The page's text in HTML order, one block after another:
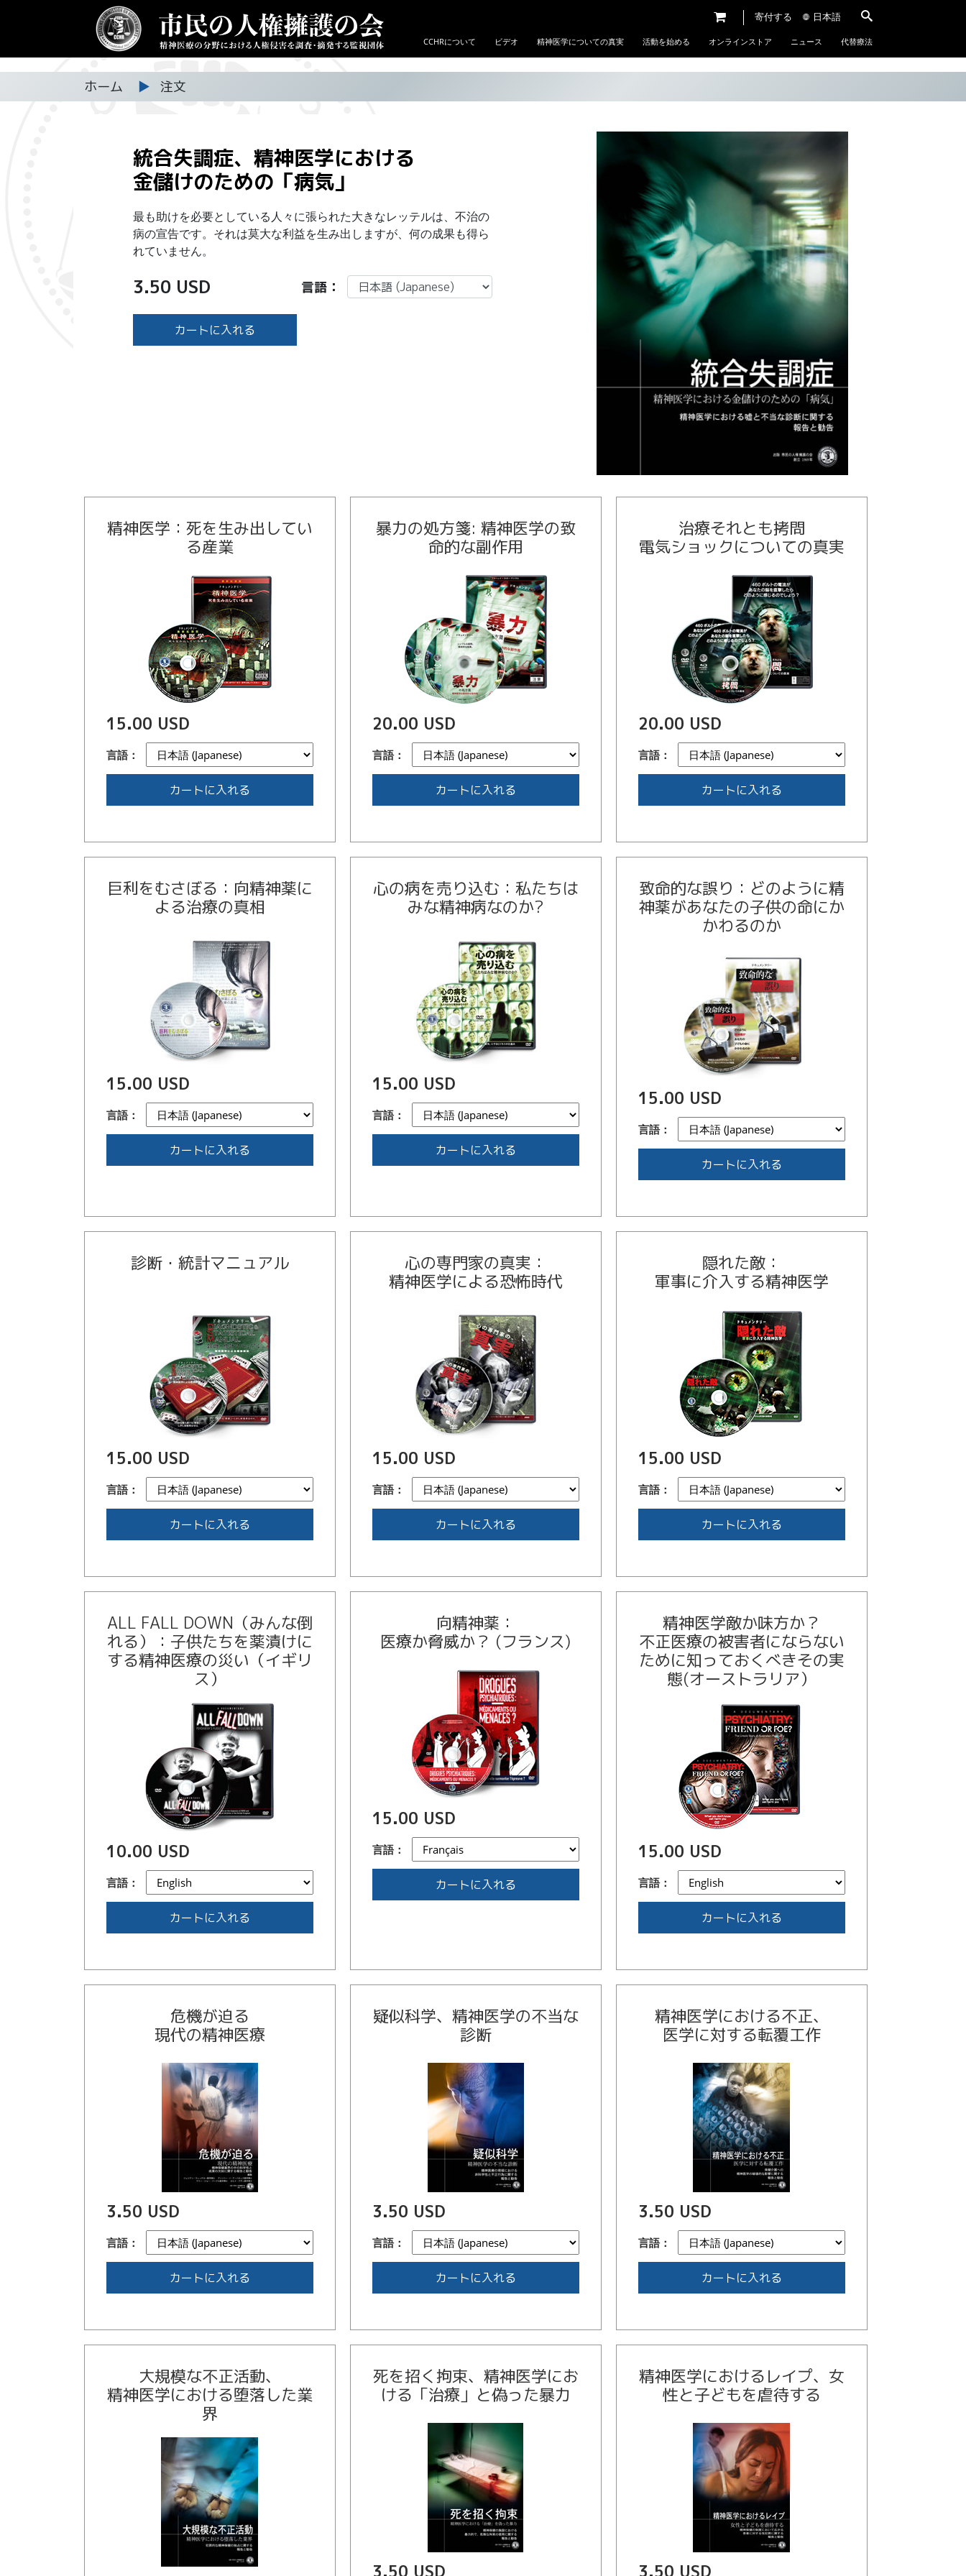
寄付する 日本語
CCHRについて ビデオ 精神医学についての真実 活動を始める オンラインストア ニュース 代替療法
ホーム ▶ 注文
統合失調症、精神医学における
金儲けのための 「病気」
最も助けを必要としている人々に張られた大きなレッテルは、不治の
病の宣告です。それは莫大な利益を生み出しますが、何の成果も得ら
れていません。
3.50 USD 言語：
カートに入れる
精神医学：死を生み出してい
る産業
15.00 USD
言語：
カートに入れる
暴力の処方箋: 精神医学の致
命的な副作用
20.00 USD
言語：
カートに入れる
治療それとも拷問
電気ショックについての真実
20.00 USD
言語：
カートに入れる
巨利をむさぼる：向精神薬に
よる治療の真相
15.00 USD
言語：
カートに入れる
心の病を売り込む：私たちは
みな精神病なのか?
15.00 USD
言語：
カートに入れる
致命的な誤り：どのように精
神薬があなたの子供の命にか
かわるのか
15.00 USD
言語：
カートに入れる
診断・統計マニュアル
15.00 USD
言語：
カートに入れる
心の専門家の真実：
精神医学による恐怖時代
15.00 USD
言語：
カートに入れる
隠れた敵：
軍事に介入する精神医学
15.00 USD
言語：
カートに入れる
ALL FALL DOWN（みんな倒
れる）：子供たちを薬漬けに
する精神医療の災い（イギリ
ス）
10.00 USD
言語：
カートに入れる
向精神薬：
医療か脅威か？ (フランス)
15.00 USD
言語：
カートに入れる
精神医学敵か味方か？
不正医療の被害者にならない
ために知っておくべきその実
態(オーストラリア）
15.00 USD
言語：
カートに入れる
危機が迫る
現代の精神医療
3.50 USD
言語：
カートに入れる
疑似科学、精神医学の不当な
診断
3.50 USD
言語：
カートに入れる
精神医学における不正、
医学に対する転覆工作
3.50 USD
言語：
カートに入れる
大規模な不正活動、
精神医学における堕落した業
界
死を招く拘束、精神医学にお
ける「治療」と偽った暴力
3.50 USD
精神医学におけるレイプ、女
性と子どもを虐待する
3.50 USD